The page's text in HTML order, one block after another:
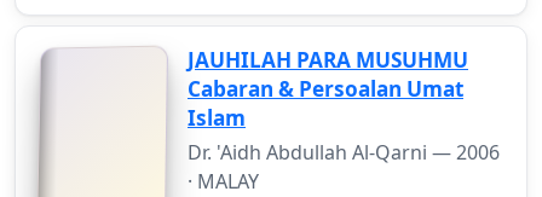
JAUHILAH PARA MUSUHMU
Cabaran & Persoalan Umat
Islam
Dr. 'Aidh Abdullah Al-Qarni —2006
· MALAY